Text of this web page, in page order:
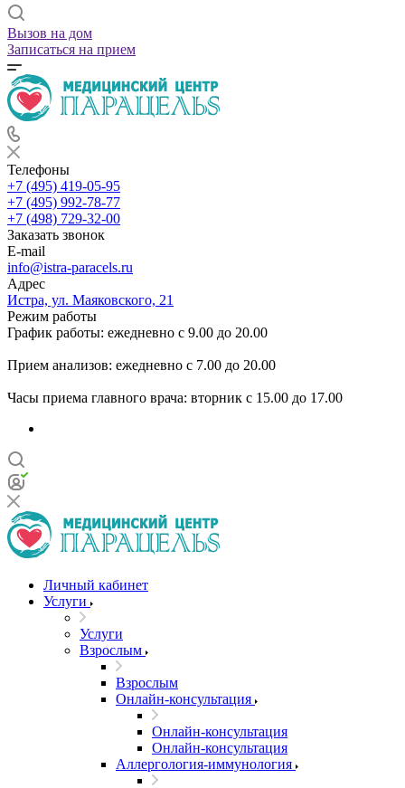
Вызов на дом
Записаться на прием
Телефоны
+7 (495) 419-05-95
+7 (495) 992-78-77
+7 (498) 729-32-00
Заказать звонок
E-mail
info@istra-paracels.ru
Адрес
Истра, ул. Маяковского, 21
Режим работы
График работы: ежедневно с 9.00 до 20.00
Прием анализов: ежедневно с 7.00 до 20.00
Часы приема главного врача: вторник с 15.00 до 17.00
Личный кабинет
Услуги
Услуги
Взрослым
Взрослым
Онлайн-консультация
Онлайн-консультация
Онлайн-консультация
Аллергология-иммунология